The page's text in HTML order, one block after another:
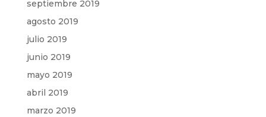
septiembre 2019
agosto 2019
julio 2019
junio 2019
mayo 2019
abril 2019
marzo 2019